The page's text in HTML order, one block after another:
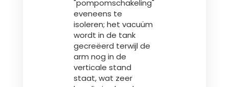
Lietuvių kalba
Česká republika
Srpski
"pompomschakeling"
eveneens te
isoleren; het vacuüm
wordt in de tank
gecreëerd terwijl de
arm nog in de
verticale stand
staat, wat zeer